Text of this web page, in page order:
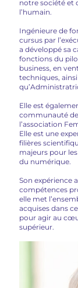
notre société et
l’humain.
Ingénieure de
cursus par
a développé sa
fonctions du
business, en
techniques,
Elle est
communauté
l’association
Elle est une
filières
majeurs pour
du numérique.
Son expérience
compétences
elle met
acquises dans
pour agir au
supérieur.